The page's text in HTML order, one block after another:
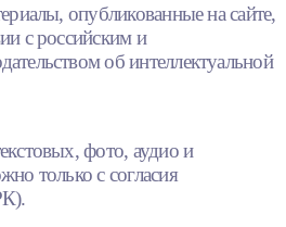
опубликованные на сайте,
с российским и
об интеллектуальной
фото, аудио и
только с согласия